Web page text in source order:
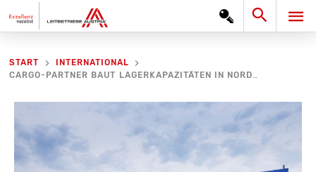
Inhalt
Search
START
INTERNATIONAL
CARGO-PARTNER BAUT LAGERKAPAZITÄTEN IN NORDOSTEUROPA WEITER AUS